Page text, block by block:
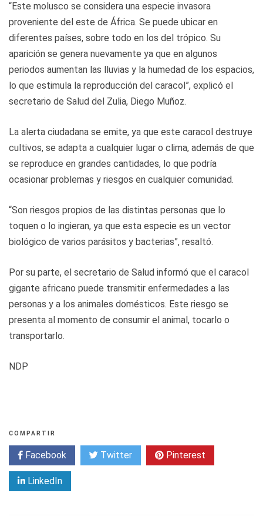
“Este molusco se considera una especie invasora
proveniente del este de África. Se puede ubicar en
diferentes países, sobre todo en los del trópico. Su
aparición se genera nuevamente ya que en algunos
periodos aumentan las lluvias y la humedad de los espacios,
lo que estimula la reproducción del caracol”, explicó el
secretario de Salud del Zulia, Diego Muñoz.
La alerta ciudadana se emite, ya que este caracol destruye
cultivos, se adapta a cualquier lugar o clima, además de que
se reproduce en grandes cantidades, lo que podría
ocasionar problemas y riesgos en cualquier comunidad.
“Son riesgos propios de las distintas personas que lo
toquen o lo ingieran, ya que esta especie es un vector
biológico de varios parásitos y bacterias”, resaltó.
Por su parte, el secretario de Salud informó que el caracol
gigante africano puede transmitir enfermedades a las
personas y a los animales domésticos. Este riesgo se
presenta al momento de consumir el animal, tocarlo o
transportarlo.
NDP
COMPARTIR
Facebook Twitter Pinterest
LinkedIn